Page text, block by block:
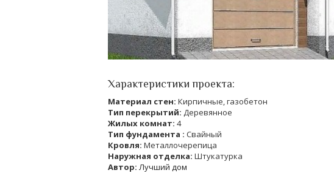
Характеристики проекта:
Материал стен: Кирпичные, газобетон
Тип перекрытий: Деревянное
Жилых комнат: 4
Тип фундамента : Свайный
Кровля: Металлочерепица
Наружная отделка: Штукатурка
Автор: Лучший дом